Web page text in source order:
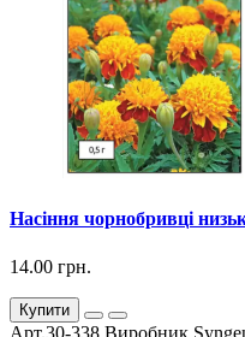
Насіння чорнобривці
14.00 грн.
Купити
Арт.30-338 Виробник